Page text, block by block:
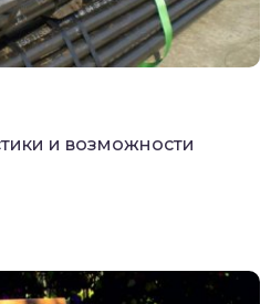
и возможности